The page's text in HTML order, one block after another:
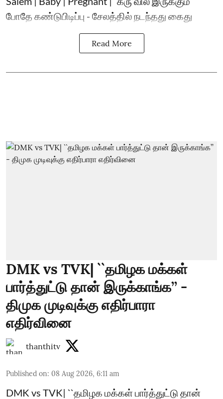
போதே கண்டுபிடிப்பு - சேலத்தில் நடந்தது கைது
Read More
DMK vs TVK| ``தமிழக மக்கள்
பார்த்துட்டு தான் இருக்காங்க’’ -
திமுக முடிவுக்கு எதிர்பாரா
எதிர்வினை
thanthitv
Published on: 08 Aug 2026, 6:11 am
DMK vs TVK| ``தமிழக மக்கள் பார்த்துட்டு தான்